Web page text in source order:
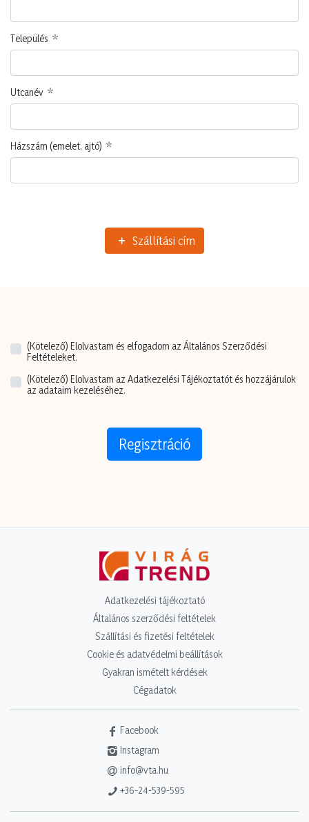
Település
Utcanév
Házszám (emelet, ajtó)
Szállítási cím
(Kötelező) Elolvastam és elfogadom az Általános Szerződési
Feltételeket.
(Kötelező) Elolvastam az Adatkezelési Tájékoztatót és hozzájárulok
az adataim kezeléséhez.
Regisztráció
Adatkezelési tájékoztató
Általános szerződési feltételek
Szállítási és fizetési feltételek
Cookie és adatvédelmi beállítások
Gyakran ismételt kérdések
Cégadatok
Facebook
Instagram
info@vta.hu
+36-24-539-595